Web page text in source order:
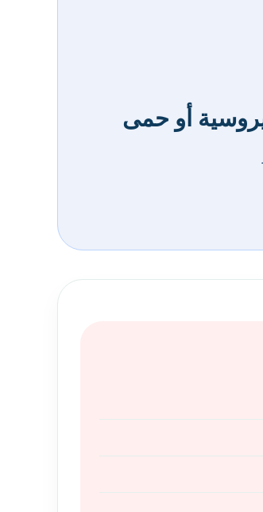
أو حمى